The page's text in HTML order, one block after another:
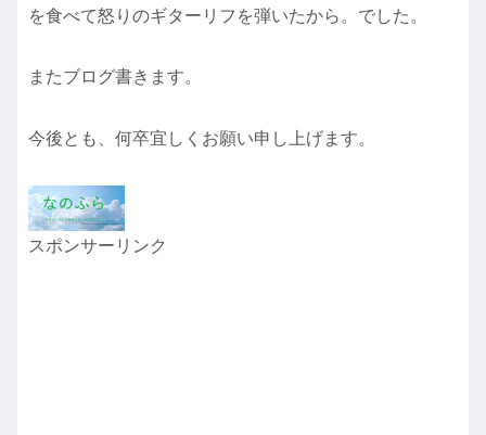
を食べて怒りのギターリフを弾いたから。でした。
またブログ書きます。
今後とも、何卒宜しくお願い申し上げます。
スポンサーリンク